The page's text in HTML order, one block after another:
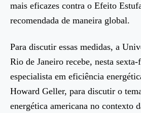
mais eficazes contra o Efeito
recomendada de maneira global.
Para discutir essas medidas, a
Rio de Janeiro recebe, nesta
especialista em eficiência
Howard Geller, para discutir o
energética americana no contexto